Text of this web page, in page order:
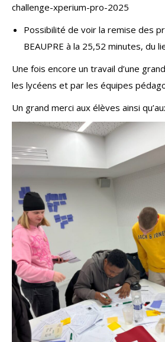
challenge-xperium-pro-2025
Possibilité de voir la remise des
BEAUPRE à la 25,52 minutes, du
Une fois encore un travail d’une
les lycéens et par les équipes
Un grand merci aux élèves ainsi